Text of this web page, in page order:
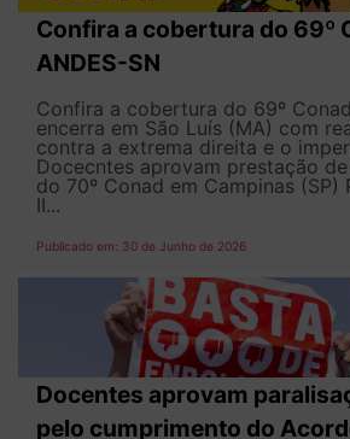
Confira a cobertura do 69º
ANDES-SN
Confira a cobertura do 69º
encerra em São Luís (MA) com
contra a extrema direita e o
Docecntes aprovam prestação
do 70º Conad em Campinas (SP)
II...
Publicado em: 30 de Junho de 2026
Docentes aprovam
pelo cumprimento do